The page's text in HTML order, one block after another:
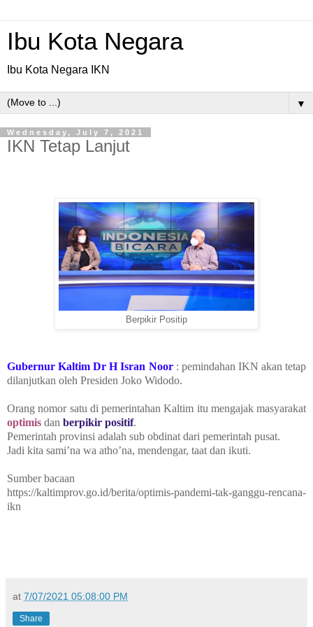
Ibu Kota Negara
Ibu Kota Negara IKN
▼
Wednesday, July 7, 2021
IKN Tetap Lanjut
Berpikir Positip
Gubernur Kaltim Dr H Isran Noor: pemindahan IKN akan tetap
dilanjutkan oleh Presiden Joko Widodo.
Orang nomor satu di pemerintahan Kaltim itu mengajak masyarakat
optimis dan berpikir positif.
Pemerintah provinsi adalah sub obdinat dari pemerintah pusat.
Jadi kita sami’na wa atho’na, mendengar, taat dan ikuti.
Sumber bacaan
https://kaltimprov.go.id/berita/optimis-pandemi-tak-ganggu-rencana-
ikn
at 7/07/2021 05:08:00 PM
Share